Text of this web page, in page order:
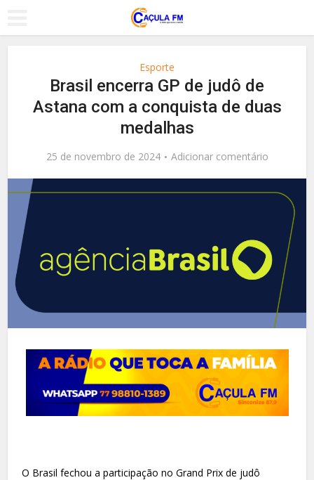
Esporte
Brasil encerra GP de judô de
Astana com a conquista de duas
medalhas
25 de novembro de 2024 Adicionar comentário
O Brasil fechou a participação no Grand Prix de judô